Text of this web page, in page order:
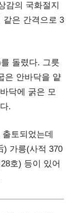
감의 국화절지
같은 간격으로 3
돌렸다. 그릇
은 안바닥을 얕
닥에 굵은 모
.
토되었는데
) 가릉(사적 370
호) 등이 있어